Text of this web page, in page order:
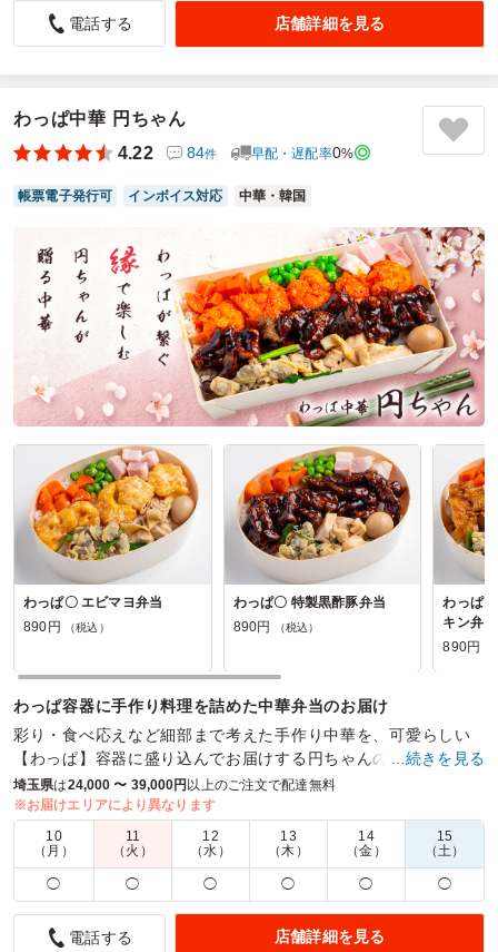
聞かれたらことめちゃ嬉しかった
学校法人向台学園こみね幼稚園
わたしがお弁当担当でしたが2日前を切ってしまうくらい突
それが皆さんからの美味しかった❣️のお声を沢山かけてもら
ってとても嬉しかったです
配達も1日前でも受けていただきありがたかったです
ありがとうございましたm(_ _)m
参加者の年齢：50代～60代
男性多め
東京都武蔵野市吉祥寺本町2026/04/02
台湾厨房 ルーローの匠の口コミをもっと見る
電話する 店舗詳細を見る
わっぱ中華 円ちゃん
4.22
84件 早配・遅配率0%
帳票電子発行可 インボイス対応 中華・韓国
わっぱ〇 エビマヨ弁当
890円
（税込）
わっぱ〇 特製黒酢豚弁当
890円
（税込）
わっぱ
キン弁当
890円
わっぱ容器に手作り料理を詰めた中華弁当のお届け
彩り・食べ応えなど細部まで考えた手作り中華を、可愛らしい
【わっぱ】容器に盛り込んでお届けする円ちゃんの中華弁当。
どんな場面でも満足いただける事間違いなし
商品数： 17 締切日時： 1日前18:00 価格帯： 890円～1,080円
配達時間：
10:00～17:30
ボリューム満点 満足ランチ
4.5 こどもの国さくら草保育園
…続きを見る
埼玉県は24,000 〜 39,000円 以上のご注文で配達無料
※お届けエリアにより異なります
10
（月）
11
（火）
12
（水）
13
（木）
14
（金）
15
（土）
◯ ◯ ◯ ◯ ◯ ◯
電話する 店舗詳細を見る